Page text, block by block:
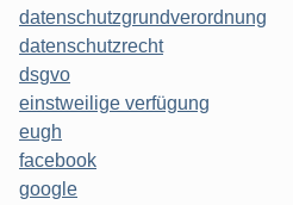
datenschutzgrundverordnung
datenschutzrecht
dsgvo
einstweilige verfügung
eugh
facebook
google